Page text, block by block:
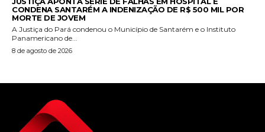
CONDENA SANTARÉM A INDENIZAÇÃO DE R$ 500 MIL POR
MORTE DE JOVEM
A Justiça do Pará condenou o Município de Santarém e o Instituto
Panamericano de...
8 de agosto de 2026